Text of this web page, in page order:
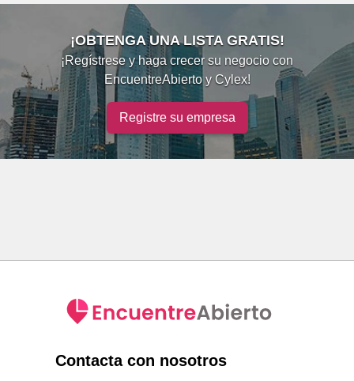
¡OBTENGA UNA LISTA GRATIS!
¡Regístrese y haga crecer su negocio con
EncuentreAbierto y Cylex!
Registre su empresa
Contacta con nosotros